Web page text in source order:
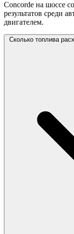
Concorde на шоссе
результатов среди
двигателем.
Сколько топлива